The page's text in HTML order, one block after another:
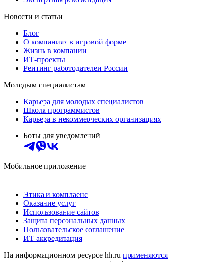
Новости и статьи
Блог
О компаниях в игровой форме
Жизнь в компании
ИТ-проекты
Рейтинг работодателей России
Молодым специалистам
Карьера для молодых специалистов
Школа программистов
Карьера в некоммерческих организациях
Боты для уведомлений
Мобильное приложение
Этика и комплаенс
Оказание услуг
Использование сайтов
Защита персональных данных
Пользовательское соглашение
ИТ аккредитация
На информационном ресурсе hh.ru применяются